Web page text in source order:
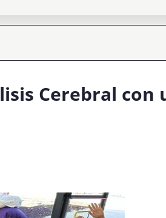
Cerebral con